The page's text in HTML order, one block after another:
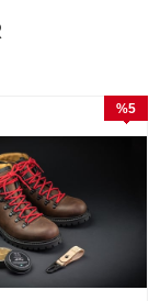
%5
İndirim